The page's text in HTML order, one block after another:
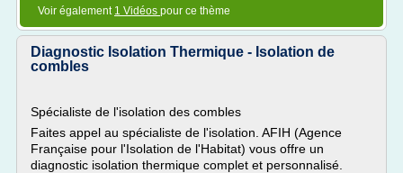
Voir également 1 Vidéos pour ce thème
Diagnostic Isolation Thermique - Isolation de
combles
Spécialiste de l'isolation des combles
Faites appel au spécialiste de l'isolation. AFIH (Agence
Française pour l'Isolation de l'Habitat) vous offre un
diagnostic isolation thermique complet et personnalisé.